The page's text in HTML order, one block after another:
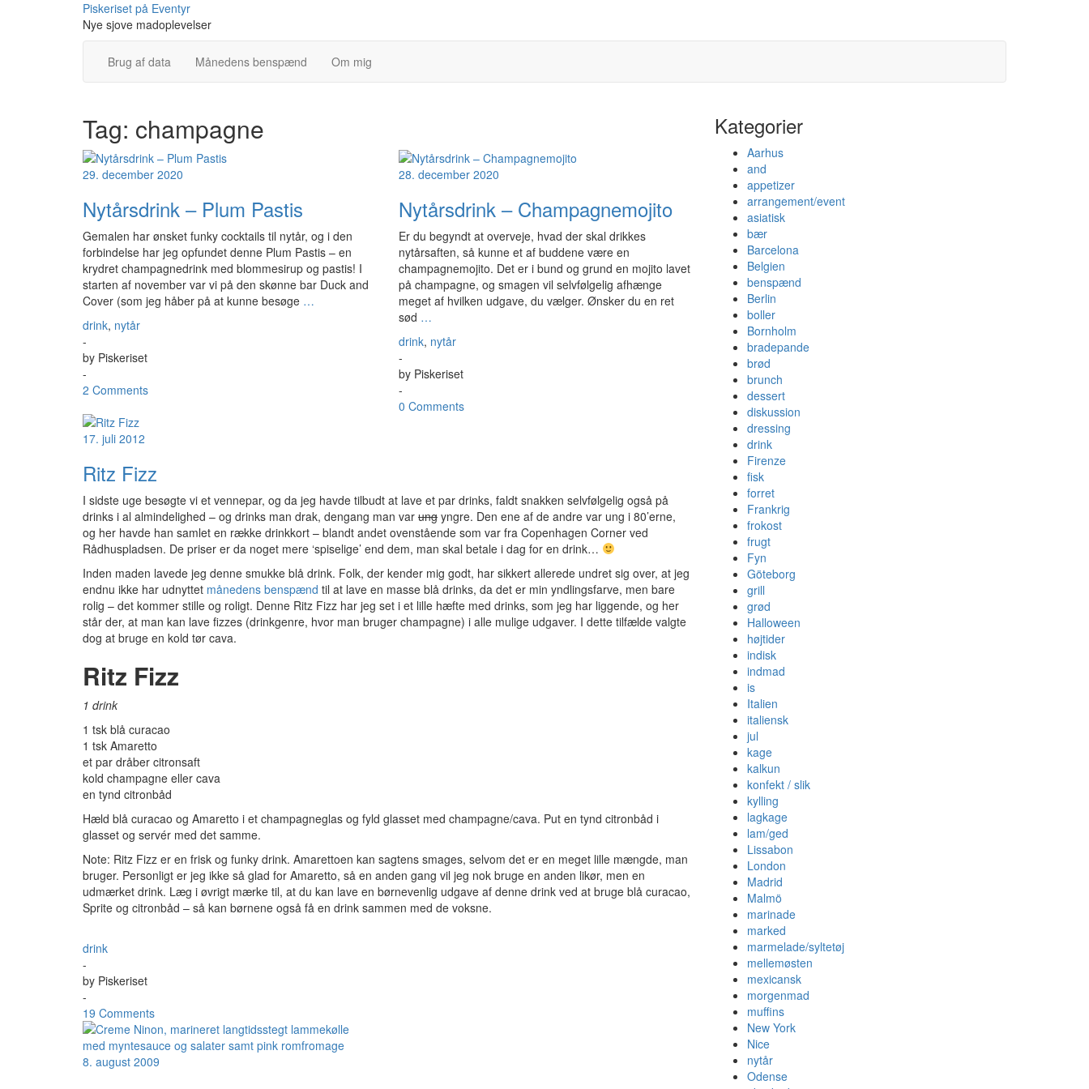
Piskeriset på Eventyr
Nye sjove madoplevelser
Brug af data Månedens benspænd Om mig
Tag: champagne
29. december 2020
Nytårsdrink – Plum Pastis
Gemalen har ønsket funky cocktails til nytår, og i den
forbindelse har jeg opfundet denne Plum Pastis – en
krydret champagnedrink med blommesirup og pastis! I
starten af november var vi på den skønne bar Duck and
Cover (som jeg håber på at kunne besøge …
drink, nytår
-
by Piskeriset
-
2 Comments
28. december 2020
Nytårsdrink – Champagnemojito
Er du begyndt at overveje, hvad der skal drikkes
nytårsaften, så kunne et af buddene være en
champagnemojito. Det er i bund og grund en mojito lavet
på champagne, og smagen vil selvfølgelig afhænge
meget af hvilken udgave, du vælger. Ønsker du en ret
sød …
drink, nytår
-
by Piskeriset
-
0 Comments
17. juli 2012
Ritz Fizz
I sidste uge besøgte vi et vennepar, og da jeg havde tilbudt at lave et par drinks, faldt snakken selvfølgelig også på
drinks i al almindelighed – og drinks man drak, dengang man var ung yngre. Den ene af de andre var ung i 80’erne,
og her havde han samlet en række drinkkort – blandt andet ovenstående som var fra Copenhagen Corner ved
Rådhuspladsen. De priser er da noget mere ‘spiselige’ end dem, man skal betale i dag for en drink…
Inden maden lavede jeg denne smukke blå drink. Folk, der kender mig godt, har sikkert allerede undret sig over, at jeg
endnu ikke har udnyttet månedens benspænd til at lave en masse blå drinks, da det er min yndlingsfarve, men bare
rolig – det kommer stille og roligt. Denne Ritz Fizz har jeg set i et lille hæfte med drinks, som jeg har liggende, og her
står der, at man kan lave fizzes (drinkgenre, hvor man bruger champagne) i alle mulige udgaver. I dette tilfælde valgte
dog at bruge en kold tør cava.
Ritz Fizz
1 drink
1 tsk blå curacao
1 tsk Amaretto
et par dråber citronsaft
kold champagne eller cava
en tynd citronbåd
Hæld blå curacao og Amaretto i et champagneglas og fyld glasset med champagne/cava. Put en tynd citronbåd i
glasset og servér med det samme.
Note: Ritz Fizz er en frisk og funky drink. Amarettoen kan sagtens smages, selvom det er en meget lille mængde, man
bruger. Personligt er jeg ikke så glad for Amaretto, så en anden gang vil jeg nok bruge en anden likør, men en
udmærket drink. Læg i øvrigt mærke til, at du kan lave en børnevenlig udgave af denne drink ved at bruge blå curacao,
Sprite og citronbåd – så kan børnene også få en drink sammen med de voksne.
drink
-
by Piskeriset
-
19 Comments
8. august 2009
Kategorier
Aarhus
and
appetizer
arrangement/event
asiatisk
bær
Barcelona
Belgien
benspænd
Berlin
boller
Bornholm
bradepande
brød
brunch
dessert
diskussion
dressing
drink
Firenze
fisk
forret
Frankrig
frokost
frugt
Fyn
Göteborg
grill
grød
Halloween
højtider
indisk
indmad
is
Italien
italiensk
jul
kage
kalkun
konfekt / slik
kylling
lagkage
lam/ged
Lissabon
London
Madrid
Malmö
marinade
marked
marmelade/syltetøj
mellemøsten
mexicansk
morgenmad
muffins
New York
Nice
nytår
Odense